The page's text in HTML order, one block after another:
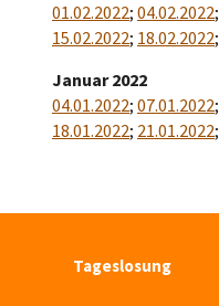
01.02.2022; 04.02.2022;
15.02.2022; 18.02.2022;
Januar 2022
04.01.2022; 07.01.2022;
18.01.2022; 21.01.2022;
Tageslosung